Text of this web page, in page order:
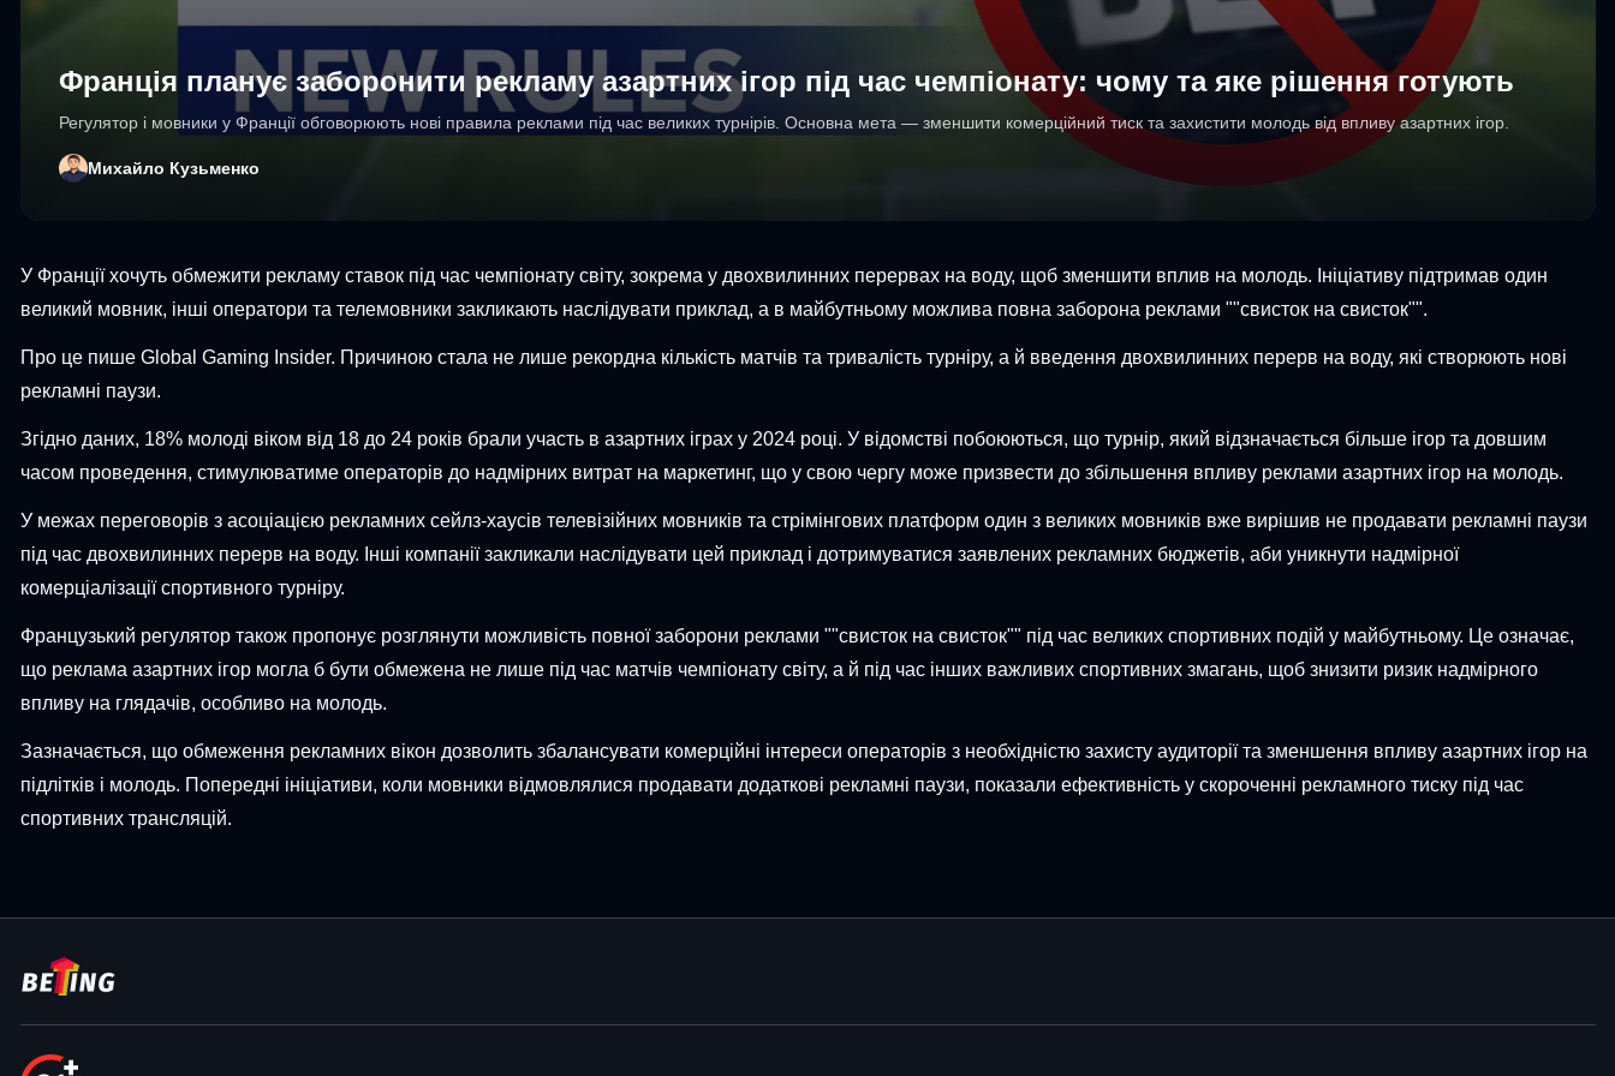
Франція планує заборонити рекламу азартних ігор під час чемпіонату: чому та яке рішення готують
Регулятор і мовники у Франції обговорюють нові правила реклами під час великих турнірів. Основна мета — зменшити комерційний тиск та захистити молодь від впливу азартних ігор.
Михайло Кузьменко
У Франції хочуть обмежити рекламу ставок під час чемпіонату світу, зокрема у двохвилинних перервах на воду, щоб зменшити вплив на молодь. Ініціативу підтримав один
великий мовник, інші оператори та телемовники закликають наслідувати приклад, а в майбутньому можлива повна заборона реклами ""свисток на свисток"".
Про це пише Global Gaming Insider. Причиною стала не лише рекордна кількість матчів та тривалість турніру, а й введення двохвилинних перерв на воду, які створюють нові
рекламні паузи.
Згідно даних, 18% молоді віком від 18 до 24 років брали участь в азартних іграх у 2024 році. У відомстві побоюються, що турнір, який відзначається більше ігор та довшим
часом проведення, стимулюватиме операторів до надмірних витрат на маркетинг, що у свою чергу може призвести до збільшення впливу реклами азартних ігор на молодь.
У межах переговорів з асоціацією рекламних сейлз-хаусів телевізійних мовників та стрімінгових платформ один з великих мовників вже вирішив не продавати рекламні паузи
під час двохвилинних перерв на воду. Інші компанії закликали наслідувати цей приклад і дотримуватися заявлених рекламних бюджетів, аби уникнути надмірної
комерціалізації спортивного турніру.
Французький регулятор також пропонує розглянути можливість повної заборони реклами ""свисток на свисток"" під час великих спортивних подій у майбутньому. Це означає,
що реклама азартних ігор могла б бути обмежена не лише під час матчів чемпіонату світу, а й під час інших важливих спортивних змагань, щоб знизити ризик надмірного
впливу на глядачів, особливо на молодь.
Зазначається, що обмеження рекламних вікон дозволить збалансувати комерційні інтереси операторів з необхідністю захисту аудиторії та зменшення впливу азартних ігор на
підлітків і молодь. Попередні ініціативи, коли мовники відмовлялися продавати додаткові рекламні паузи, показали ефективність у скороченні рекламного тиску під час
спортивних трансляцій.